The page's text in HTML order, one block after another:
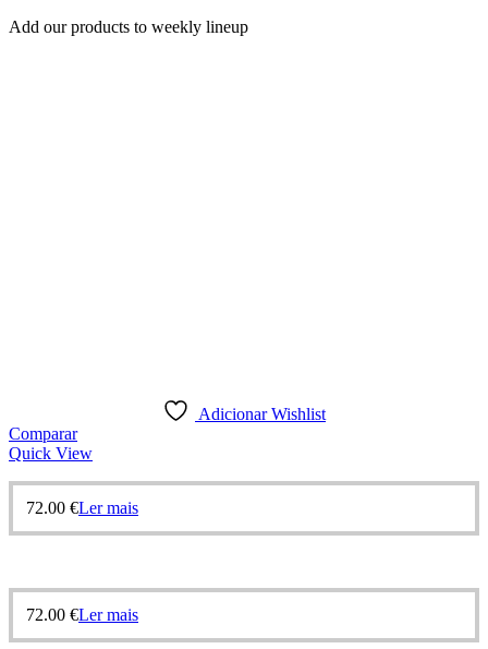
Add our products to weekly lineup
Adicionar Wishlist
Comparar
Quick View
72.00 €Ler mais
72.00 €Ler mais